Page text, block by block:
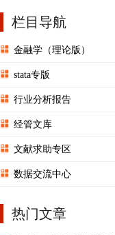
栏目导航
金融学（理论版）
stata专版
行业分析报告
经管文库
文献求助专区
数据交流中心
热门文章